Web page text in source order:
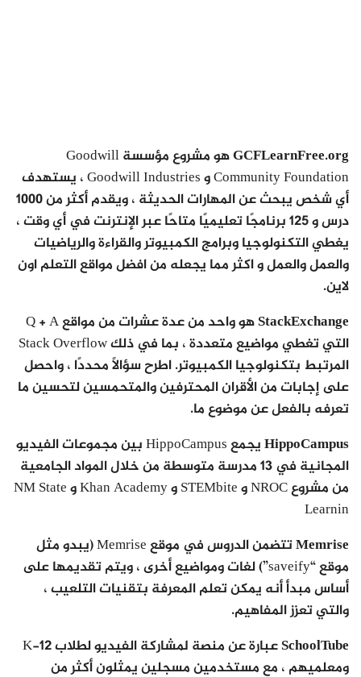
GCFLearnFree.org
هو مشروع مؤسسة Goodwill
Community Foundation و Goodwill Industries ، يستهدف
أي شخص يبحث عن المهارات الحديثة ، ويقدم أكثر من 1000
درس و 125 برنامجًا تعليميًا متاحًا عبر الإنترنت في أي وقت ،
يغطي التكنولوجيا وبرامج الكمبيوتر والقراءة والرياضيات
والعمل والعمل و اكثر مما يجعله من افضل مواقع التعلم اون
لاين.
StackExchange
هو واحد من عدة عشرات من مواقع Q + A
التي تغطي مواضيع متعددة ، بما في ذلك Stack Overflow
المرتبط بتكنولوجيا الكمبيوتر. اطرح سؤالاً محددًا ، واحصل
على إجابات من الأقران المحترفين والمتحمسين لتحسين ما
تعرفه بالفعل عن موضوع ما.
HippoCampus
يجمع HippoCampus بين مجموعات الفيديو
المجانية في 13 مدرسة متوسطة من خلال المواد الجامعية
من مشروع NROC و STEMbite و Khan Academy و NM State
Learnin
Memrise
تتضمن الدروس في موقع Memrise (يبدو مثل
موقع “saveify”) لغات ومواضيع أخرى ، ويتم تقديمها على
أساس مبدأ أنه يمكن تعلم المعرفة بتقنيات التلعيب ،
والتي تعزز المفاهيم.
SchoolTube
عبارة عن منصة لمشاركة الفيديو لطلاب K-12
ومعلميهم ، مع مستخدمين مسجلين يمثلون أكثر من